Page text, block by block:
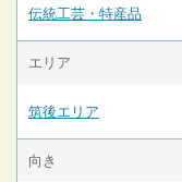
伝統工芸・特産品
エリア
筑後エリア
向き